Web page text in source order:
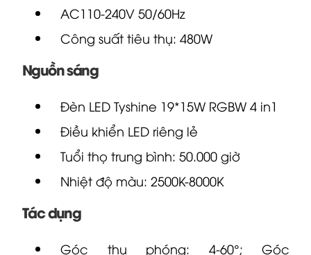
AC110-240V 50/60Hz
Công suất tiêu thụ: 480W
Nguồn sáng
Đèn LED Tyshine 19*15W RGBW 4 in1
Điều khiển LED riêng lẻ
Tuổi thọ trung bình: 50.000 giờ
Nhiệt độ màu: 2500K-8000K
Tác dụng
Góc thu phóng: 4-60°; Góc